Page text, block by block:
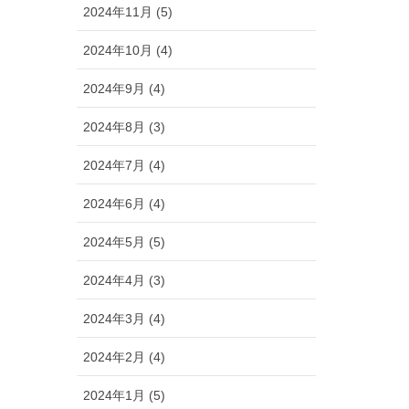
2024年11月 (5)
2024年10月 (4)
2024年9月 (4)
2024年8月 (3)
2024年7月 (4)
2024年6月 (4)
2024年5月 (5)
2024年4月 (3)
2024年3月 (4)
2024年2月 (4)
2024年1月 (5)